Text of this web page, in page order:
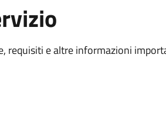
requisiti e altre informazioni